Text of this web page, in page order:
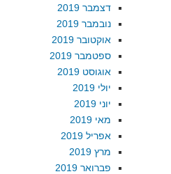
דצמבר 2019
נובמבר 2019
אוקטובר 2019
ספטמבר 2019
אוגוסט 2019
יולי 2019
יוני 2019
מאי 2019
אפריל 2019
מרץ 2019
פברואר 2019